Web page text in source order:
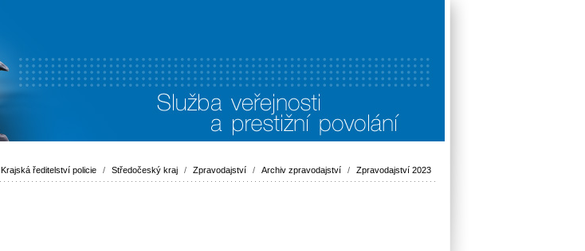
Krajská ředitelství policie / Středočeský kraj / Zpravodajství / Archiv zpravodajství / Zpravodajství 2023